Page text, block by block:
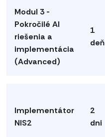
Modul 3 -
Pokročilé AI
riešenia a
implementácia
(Advanced)
1
deň
Implementátor
NIS2
2
dni